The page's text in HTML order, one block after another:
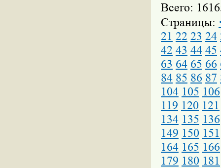
Всего:
Страницы:
21 22 23 24
42 43 44 45
63 64 65 66
84 85 86 87
104 105 106
119 120 121
134 135 136
149 150 151
164 165 166
179 180 181